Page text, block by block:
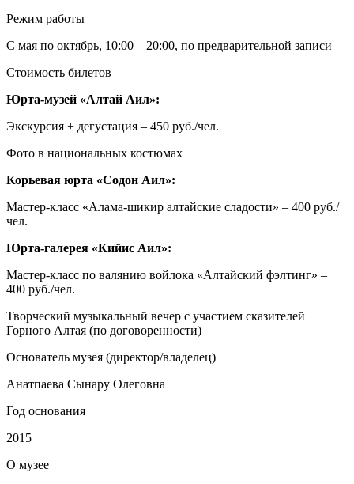
Режим работы
С мая по октябрь, 10:00 – 20:00, по предварительной записи
Стоимость билетов
Юрта-музей «Алтай Аил»:
Экскурсия + дегустация – 450 руб./чел.
Фото в национальных костюмах
Корьевая юрта «Содон Аил»:
Мастер-класс «Алама-шикир алтайские сладости» – 400 руб./
чел.
Юрта-галерея «Кийис Аил»:
Мастер-класс по валянию войлока «Алтайский фэлтинг» –
400 руб./чел.
Творческий музыкальный вечер с участием сказителей
Горного Алтая (по договоренности)
Основатель музея (директор/владелец)
Анатпаева Сынару Олеговна
Год основания
2015
О музее